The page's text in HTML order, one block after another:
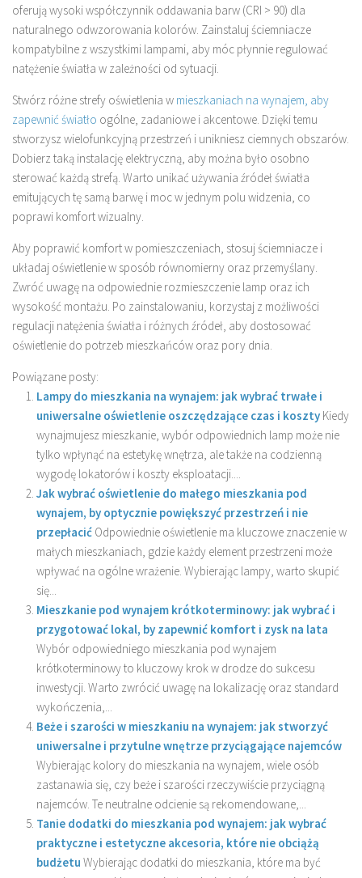
oferują wysoki współczynnik oddawania barw (CRI > 90) dla
naturalnego odwzorowania kolorów. Zainstaluj ściemniacze
kompatybilne z wszystkimi lampami, aby móc płynnie regulować
natężenie światła w zależności od sytuacji.
Stwórz różne strefy oświetlenia w mieszkaniach na wynajem, aby
zapewnić światło ogólne, zadaniowe i akcentowe. Dzięki temu
stworzysz wielofunkcyjną przestrzeń i unikniesz ciemnych obszarów.
Dobierz taką instalację elektryczną, aby można było osobno
sterować każdą strefą. Warto unikać używania źródeł światła
emitujących tę samą barwę i moc w jednym polu widzenia, co
poprawi komfort wizualny.
Aby poprawić komfort w pomieszczeniach, stosuj ściemniacze i
układaj oświetlenie w sposób równomierny oraz przemyślany.
Zwróć uwagę na odpowiednie rozmieszczenie lamp oraz ich
wysokość montażu. Po zainstalowaniu, korzystaj z możliwości
regulacji natężenia światła i różnych źródeł, aby dostosować
oświetlenie do potrzeb mieszkańców oraz pory dnia.
Powiązane posty:
Lampy do mieszkania na wynajem: jak wybrać trwałe i
uniwersalne oświetlenie oszczędzające czas i koszty Kiedy
wynajmujesz mieszkanie, wybór odpowiednich lamp może nie
tylko wpłynąć na estetykę wnętrza, ale także na codzienną
wygodę lokatorów i koszty eksploatacji....
Jak wybrać oświetlenie do małego mieszkania pod
wynajem, by optycznie powiększyć przestrzeń i nie
przepłacić Odpowiednie oświetlenie ma kluczowe znaczenie w
małych mieszkaniach, gdzie każdy element przestrzeni może
wpływać na ogólne wrażenie. Wybierając lampy, warto skupić
się...
Mieszkanie pod wynajem krótkoterminowy: jak wybrać i
przygotować lokal, by zapewnić komfort i zysk na lata
Wybór odpowiedniego mieszkania pod wynajem
krótkoterminowy to kluczowy krok w drodze do sukcesu
inwestycji. Warto zwrócić uwagę na lokalizację oraz standard
wykończenia,...
Beże i szarości w mieszkaniu na wynajem: jak stworzyć
uniwersalne i przytulne wnętrze przyciągające najemców
Wybierając kolory do mieszkania na wynajem, wiele osób
zastanawia się, czy beże i szarości rzeczywiście przyciągną
najemców. Te neutralne odcienie są rekomendowane,...
Tanie dodatki do mieszkania pod wynajem: jak wybrać
praktyczne i estetyczne akcesoria, które nie obciążą
budżetu Wybierając dodatki do mieszkania, które ma być